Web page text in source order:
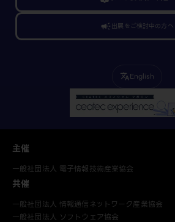
campaign出展をご検討中の方へ
translateEnglish
主催
一般社団法人 電子情報技術産業協会
共催
一般社団法人 情報通信ネットワーク産業協会
一般社団法人 ソフトウェア協会